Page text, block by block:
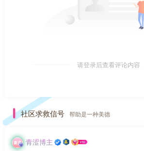
请登录后查看评论内容
社区求救信号 帮助是一种美德
青涩博主